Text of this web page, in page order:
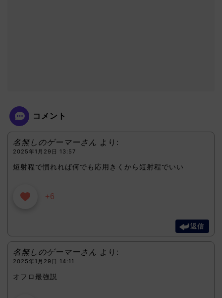
コメント
名無しのゲーマーさん より:
2025年1月29日 13:57
短射程で慣れれば何でも応用きくから短射程でいい
+6
返信
名無しのゲーマーさん より:
2025年1月29日 14:11
オフロ最強説